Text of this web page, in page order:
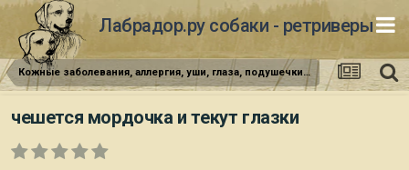
Лабрадор.ру собаки - ретриверы
Кожные заболевания, аллергия, уши, глаза, подушечки лап
чешется мордочка и текут глазки